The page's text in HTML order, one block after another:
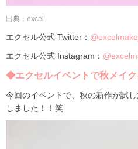
出典：excel
エクセル公式 Twitter：
エクセル公式 Instagram：
◆エクセルイベントで秋メイ
今回のイベントで、秋の新作が試
しました！！笑